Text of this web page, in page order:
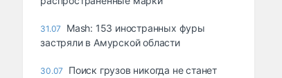
31.07
Mash: 153 иностранных фуры
застряли в Амурской области
30.07
Поиск грузов никогда не станет